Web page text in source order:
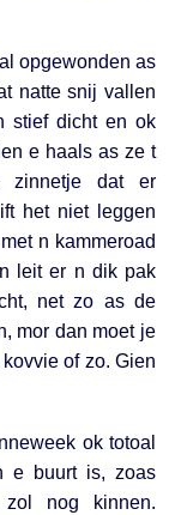
opgewonden as
natte snij vallen
stief dicht en ok
e haals as ze t
zinnetje dat er
het niet leggen
n kammeroad
leit er n dik pak
net zo as de
mor dan moet je
of zo. Gien
ok totoal
e buurt is, zoas
nog kinnen.